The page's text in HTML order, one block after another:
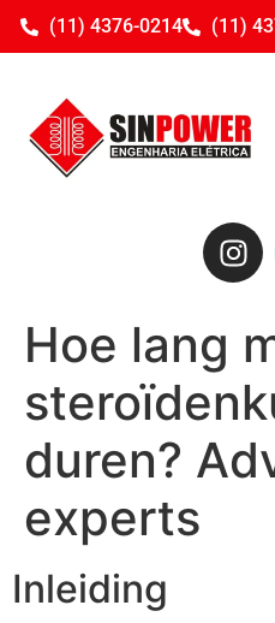
(11) 4376-0214 (11)
Hoe lang
duren?
experts
Inleiding